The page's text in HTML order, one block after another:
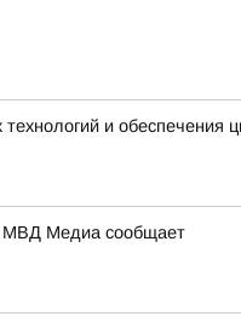
и обеспечения
МВД Медиа сообщает